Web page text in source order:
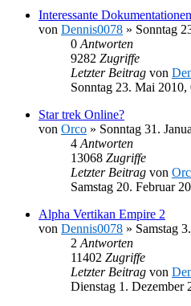
Interessante Dokumentationen
von Dennis0078 » Sonntag
0 Antworten
9282 Zugriffe
Letzter Beitrag von
Sonntag 23. Mai 2010,
Star trek Online?
von Orco » Sonntag 31.
4 Antworten
13068 Zugriffe
Letzter Beitrag von
Samstag 20. Februar
Alpha Vertikan Empire 2
von Dennis0078 » Samstag
2 Antworten
11402 Zugriffe
Letzter Beitrag von
Dienstag 1. Dezember